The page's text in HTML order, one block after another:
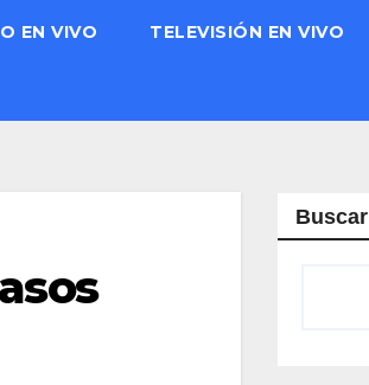
EN VIVO TELEVISIÓN EN VIVO
Buscar